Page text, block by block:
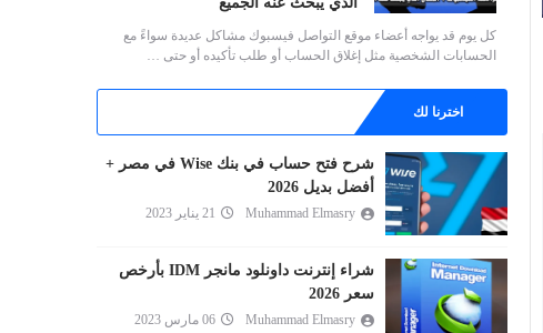
كل يوم قد يواجه أعضاء موقع التواصل فيسبوك مشاكل عديدة سواءً مع
الحسابات الشخصية مثل إغلاق الحساب أو طلب تأكيده أو حتى …
اخترنا لك
شرح فتح حساب في بنك Wise في مصر +
أفضل بديل 2026
Muhammad Elmasry 21 يناير 2023
شراء إنترنت داونلود مانجر IDM بأرخص
سعر 2026
Muhammad Elmasry 06 مارس 2023